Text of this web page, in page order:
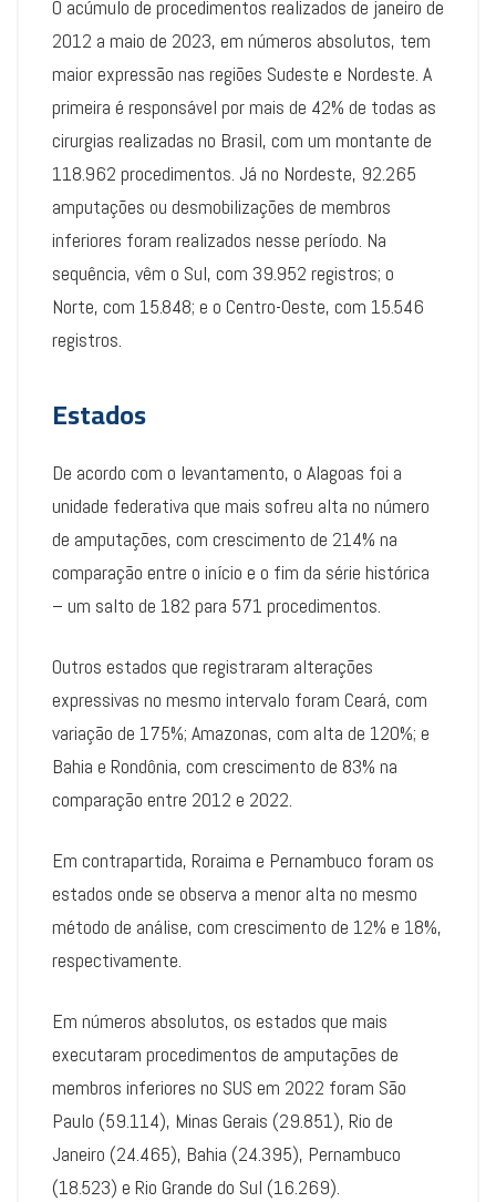
O acúmulo de procedimentos realizados de janeiro de
2012 a maio de 2023, em números absolutos, tem
maior expressão nas regiões Sudeste e Nordeste. A
primeira é responsável por mais de 42% de todas as
cirurgias realizadas no Brasil, com um montante de
118.962 procedimentos. Já no Nordeste, 92.265
amputações ou desmobilizações de membros
inferiores foram realizados nesse período. Na
sequência, vêm o Sul, com 39.952 registros; o
Norte, com 15.848; e o Centro-Oeste, com 15.546
registros.
Estados
De acordo com o levantamento, o Alagoas foi a
unidade federativa que mais sofreu alta no número
de amputações, com crescimento de 214% na
comparação entre o início e o fim da série histórica
– um salto de 182 para 571 procedimentos.
Outros estados que registraram alterações
expressivas no mesmo intervalo foram Ceará, com
variação de 175%; Amazonas, com alta de 120%; e
Bahia e Rondônia, com crescimento de 83% na
comparação entre 2012 e 2022.
Em contrapartida, Roraima e Pernambuco foram os
estados onde se observa a menor alta no mesmo
método de análise, com crescimento de 12% e 18%,
respectivamente.
Em números absolutos, os estados que mais
executaram procedimentos de amputações de
membros inferiores no SUS em 2022 foram São
Paulo (59.114), Minas Gerais (29.851), Rio de
Janeiro (24.465), Bahia (24.395), Pernambuco
(18.523) e Rio Grande do Sul (16.269).